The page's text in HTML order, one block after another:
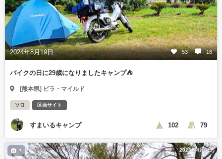
2024年8月19日 53 16
バイクの日に29歳になりましたキャンプ⛺
[熊本県] ビラ・マイルド
ソロ 区画サイト
すまいるキャンプ 102 79
2023年4月8日
7